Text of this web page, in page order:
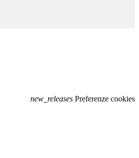
new_releases Preferenze cookies